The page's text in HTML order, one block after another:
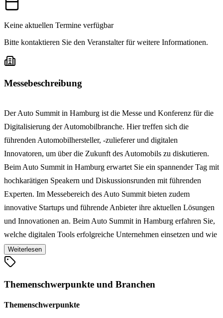
Keine aktuellen Termine verfügbar
Bitte kontaktieren Sie den Veranstalter für weitere Informationen.
Messebeschreibung
Der Auto Summit in Hamburg ist die Messe und Konferenz für die
Digitalisierung der Automobilbranche. Hier treffen sich die
führenden Automobilhersteller, -zulieferer und digitalen
Innovatoren, um über die Zukunft des Automobils zu diskutieren.
Beim Auto Summit in Hamburg erwartet Sie ein spannender Tag mit
hochkarätigen Speakern und Diskussionsrunden mit führenden
Experten. Im Messebereich des Auto Summit bieten zudem
innovative Startups und führende Anbieter ihre aktuellen Lösungen
und Innovationen an. Beim Auto Summit in Hamburg erfahren Sie,
welche digitalen Tools erfolgreiche Unternehmen einsetzen und wie
auch Sie Ihre Prozesse bei der Planung und Umsetzung in Zukunft
besser aufstellen können. Dazwischen haben Sie viel Raum zum
Weiterlesen
Themenschwerpunkte und Branchen
Themenschwerpunkte